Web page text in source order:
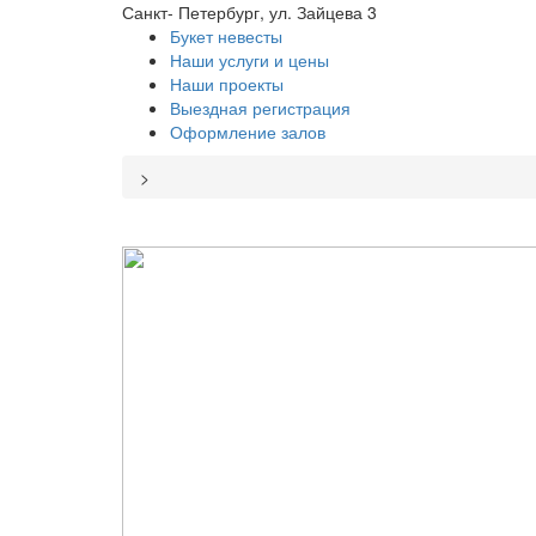
Санкт- Петербург, ул. Зайцева 3
Букет невесты
Наши услуги и цены
Наши проекты
Выездная регистрация
Оформление залов
>